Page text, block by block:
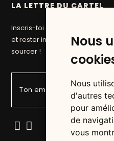
Nous
Nous
d'autres
pour
de
vous
LA LETTRE DU CARTEL
Inscris-toi à la newsletter du
et rester informé des
sourcer !